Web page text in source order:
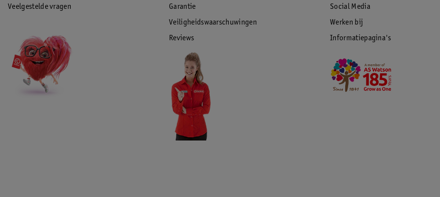
Veelgestelde vragen
Garantie
Veiligheidswaarschuwingen
Reviews
Social Media
Werken bij
Informatiepagina's